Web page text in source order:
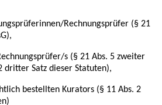
Rechnungsprüfer (§ 21
s (§ 21 Abs. 5 zweiter
dritter Satz dieser Statuten),
bestellten Kurators (§ 11 Abs. 2